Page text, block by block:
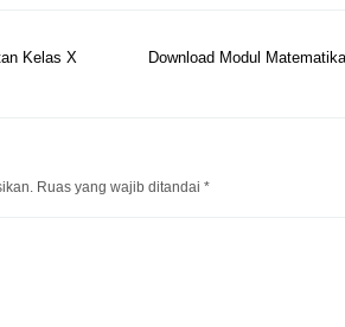
Kelas X
Download Modul
Ruas yang wajib ditandai *